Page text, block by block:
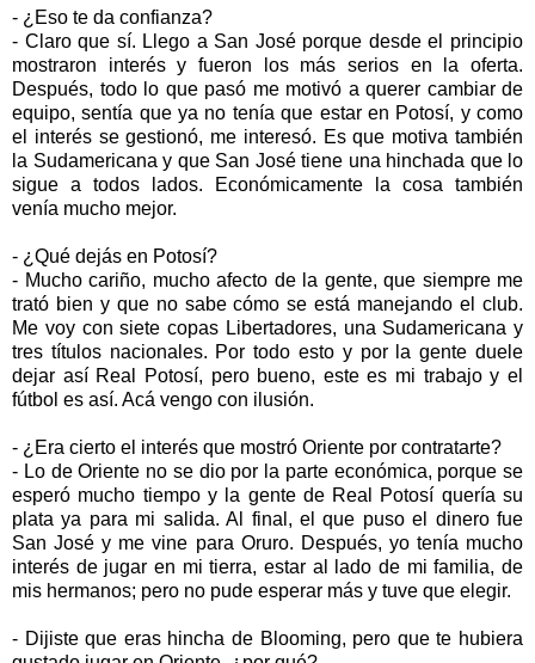
- ¿Eso te da confianza?
- Claro que sí. Llego a San José porque desde el principio
mostraron interés y fueron los más serios en la oferta.
Después, todo lo que pasó me motivó a querer cambiar de
equipo, sentía que ya no tenía que estar en Potosí, y como
el interés se gestionó, me interesó. Es que motiva también
la Sudamericana y que San José tiene una hinchada que lo
sigue a todos lados. Económicamente la cosa también
venía mucho mejor.
- ¿Qué dejás en Potosí?
- Mucho cariño, mucho afecto de la gente, que siempre me
trató bien y que no sabe cómo se está manejando el club.
Me voy con siete copas Libertadores, una Sudamericana y
tres títulos nacionales. Por todo esto y por la gente duele
dejar así Real Potosí, pero bueno, este es mi trabajo y el
fútbol es así. Acá vengo con ilusión.
- ¿Era cierto el interés que mostró Oriente por contratarte?
- Lo de Oriente no se dio por la parte económica, porque se
esperó mucho tiempo y la gente de Real Potosí quería su
plata ya para mi salida. Al final, el que puso el dinero fue
San José y me vine para Oruro. Después, yo tenía mucho
interés de jugar en mi tierra, estar al lado de mi familia, de
mis hermanos; pero no pude esperar más y tuve que elegir.
- Dijiste que eras hincha de Blooming, pero que te hubiera